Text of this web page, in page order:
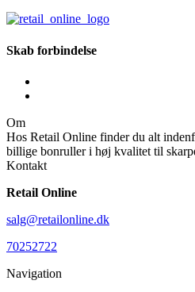
Skab forbindelse
Om
Hos Retail Online finder du alt
billige bonruller i høj kvalitet til
Kontakt
Retail Online
salg@retailonline.dk
70252722
Navigation